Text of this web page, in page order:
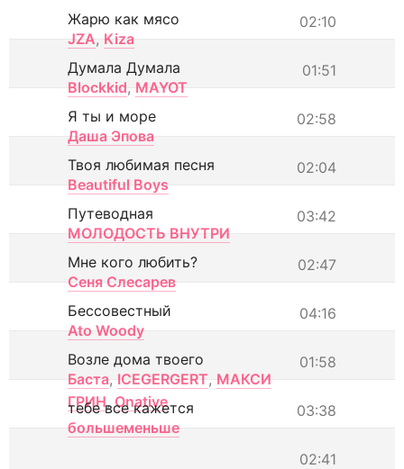
02:10
Жарю как мясо
JZA, Kiza
01:51
Думала Думала
Blockkid, MAYOT
02:58
Я ты и море
Даша Эпова
02:04
Твоя любимая песня
Beautiful Boys
03:42
Путеводная
МОЛОДОСТЬ ВНУТРИ
02:47
Мне кого любить?
Сеня Слесарев
04:16
Бессовестный
Ato Woody
01:58
Возле дома твоего
Баста, ICEGERGERT, МАКСИ
ГРИН, Onative 03:38
тебе все кажется
большеменьше
02:41